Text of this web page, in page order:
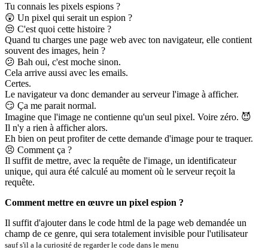
Tu connais les pixels espions ?
😲 Un pixel qui serait un espion ?
😒 C'est quoi cette histoire ?
Quand tu charges une page web avec ton navigateur, elle contient
souvent des images, hein ?
😕 Bah oui, c'est moche sinon.
Cela arrive aussi avec les emails.
Certes.
Le navigateur va donc demander au serveur l'image à afficher.
😏 Ça me parait normal.
Imagine que l'image ne contienne qu'un seul pixel. Voire zéro. 😈
Il n'y a rien à afficher alors.
Eh bien on peut profiter de cette demande d'image pour te traquer.
😣 Comment ça ?
Il suffit de mettre, avec la requête de l'image, un identificateur
unique, qui aura été calculé au moment où le serveur reçoit la
requête.
Comment mettre en œuvre un pixel espion ?
Il suffit d'ajouter dans le code html de la page web demandée un
champ de ce genre, qui sera totalement invisible pour l'utilisateur
sauf s'il a la curiosité de regarder le code dans le menu